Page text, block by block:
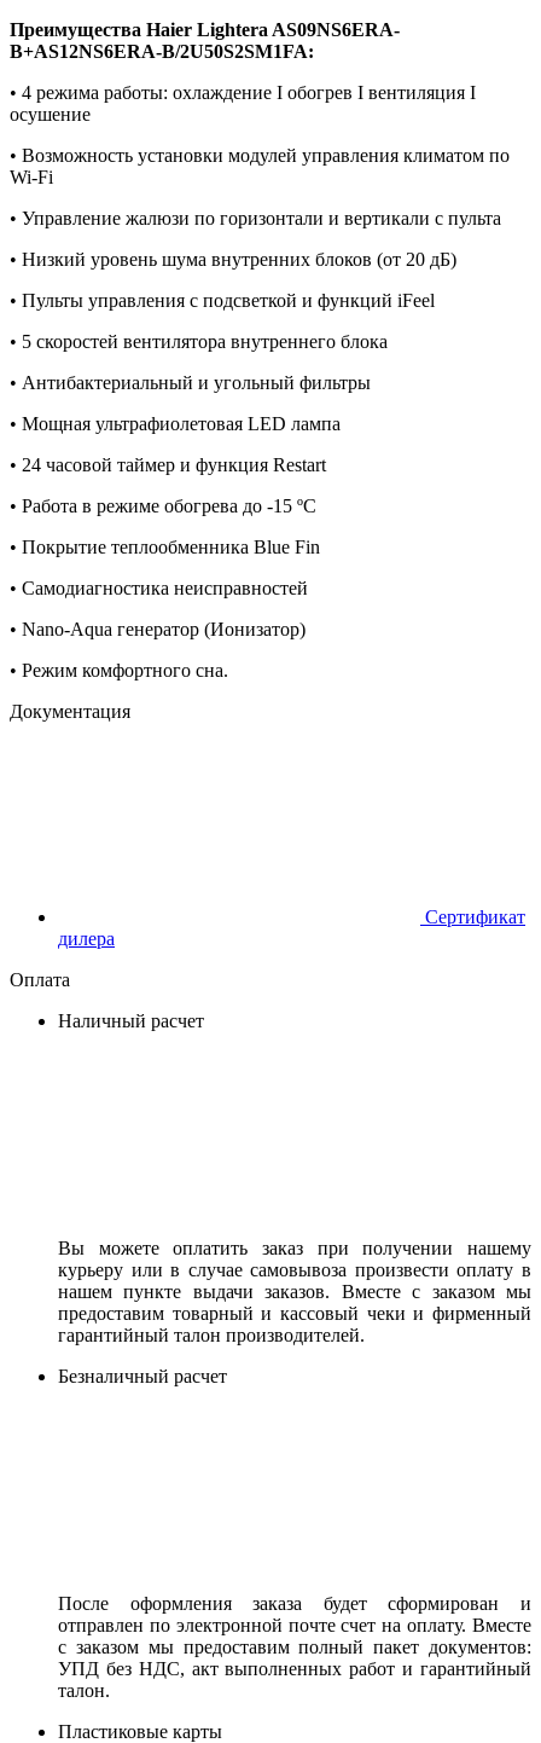
Преимущества Haier Lightera AS09NS6ERA-
B+AS12NS6ERA-B/2U50S2SM1FA:
• 4 режима работы: охлаждение I обогрев I вентиляция I
осушение
• Возможность установки модулей управления климатом по
Wi-Fi
• Управление жалюзи по горизонтали и вертикали с пульта
• Низкий уровень шума внутренних блоков (от 20 дБ)
• Пульты управления с подсветкой и функций iFeel
• 5 скоростей вентилятора внутреннего блока
• Антибактериальный и угольный фильтры
• Мощная ультрафиолетовая LED лампа
• 24 часовой таймер и функция Restart
• Работа в режиме обогрева до -15 ºС
• Покрытие теплообменника Blue Fin
• Самодиагностика неисправностей
• Nano-Aqua генератор (Ионизатор)
• Режим комфортного сна.
Документация
Сертификат
дилера
Оплата
Наличный расчет
Вы можете оплатить заказ при получении нашему
курьеру или в случае самовывоза произвести оплату в
нашем пункте выдачи заказов. Вместе с заказом мы
предоставим товарный и кассовый чеки и фирменный
гарантийный талон производителей.
Безналичный расчет
После оформления заказа будет сформирован и
отправлен по электронной почте счет на оплату. Вместе
с заказом мы предоставим полный пакет документов:
УПД без НДС, акт выполненных работ и гарантийный
талон.
Пластиковые карты